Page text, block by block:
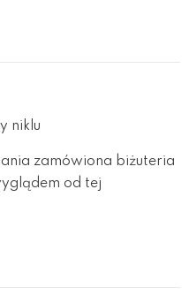
niklu
zamówiona biżuteria
od tej